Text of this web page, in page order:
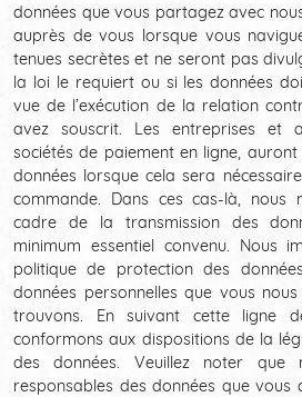
données que vous partagez avec
auprès de vous lorsque vous
tenues secrètes et ne seront pas
la loi le requiert ou si les données
vue de l’exécution de la relation
avez souscrit. Les entreprises et
sociétés de paiement en ligne,
données lorsque cela sera
commande. Dans ces cas-là, nous
cadre de la transmission des
minimum essentiel convenu. Nous
politique de protection des
données personnelles que vous
trouvons. En suivant cette ligne
conformons aux dispositions de la
des données. Veuillez noter que
responsables des données que vous